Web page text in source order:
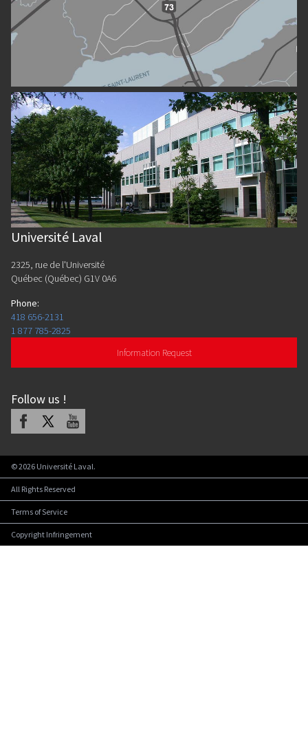
Université Laval
2325, rue de l'Université
Québec (Québec) G1V 0A6
Phone:
418 656-2131
1 877 785-2825
Information Request
Follow us !
Facebook Youtube
©2026 Université Laval.
All Rights Reserved
Terms of Service
Copyright Infringement